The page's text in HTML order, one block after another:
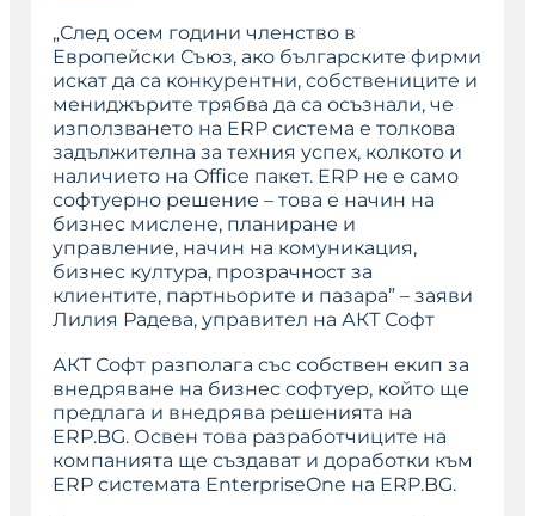
„След осем години членство в
Европейски Съюз, ако българските фирми
искат да са конкурентни, собствениците и
мениджърите трябва да са осъзнали, че
използването на ERP система е толкова
задължителна за техния успех, колкото и
наличието на Office пакет. ERP не е само
софтуерно решение – това е начин на
бизнес мислене, планиране и
управление, начин на комуникация,
бизнес култура, прозрачност за
клиентите, партньорите и пазара” – заяви
Лилия Радева, управител на АКТ Софт
АКТ Софт разполага със собствен екип за
внедряване на бизнес софтуер, който ще
предлага и внедрява решенията на
ERP.BG. Освен това разработчиците на
компанията ще създават и доработки към
ERP системата EnterpriseOne на ERP.BG.